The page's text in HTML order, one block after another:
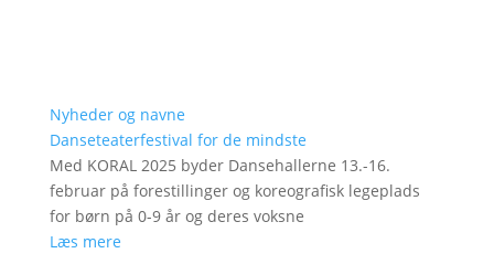
Nyheder og navne
Danseteaterfestival for de mindste
Med KORAL 2025 byder Dansehallerne 13.-16.
februar på forestillinger og koreografisk legeplads
for børn på 0-9 år og deres voksne
Læs mere